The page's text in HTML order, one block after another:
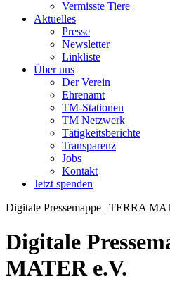
Vermisste Tiere
Aktuelles
Presse
Newsletter
Linkliste
Über uns
Der Verein
Ehrenamt
TM-Stationen
TM Netzwerk
Tätigkeitsberichte
Transparenz
Jobs
Kontakt
Jetzt spenden
Digitale Pressemappe | TERRA
Digitale
MATER e.V.